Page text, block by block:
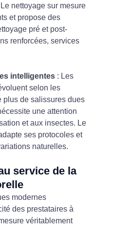
nettoyage sur mesure
et propose des
pré et post-
renforcées, services
intelligentes : Les
selon les
plus de salissures dues
une attention
et aux insectes. Le
ses protocoles et
naturelles.
service de la
modernes
des prestataires à
véritablement